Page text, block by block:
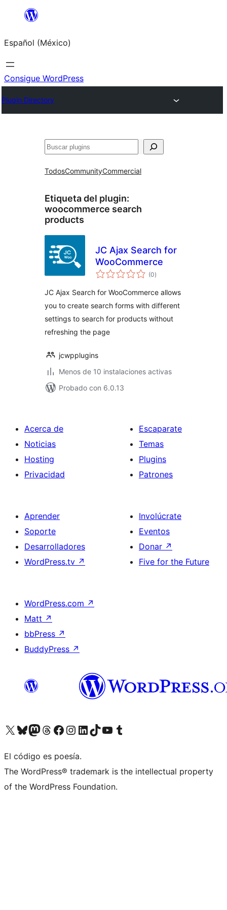
Saltar
contenido
Español (México)
Consigue WordPress
Plugin Directory
Buscar
TodosCommunityCommercial
Etiqueta del plugin:
woocommerce search
products
JC Ajax Search for
WooCommerce
(0total
de
)
JC Ajax Search for WooCommerce allows
you to create search forms with different
settings to search for products without
refreshing the page
jcwpplugins
Menos de 10 instalaciones activas
Probado con 6.0.13
Acerca de
Noticias
Hosting
Privacidad
Escaparate
Temas
Plugins
Patrones
Aprender
Soporte
Desarrolladores
WordPress.tv ↗
Involúcrate
Eventos
Donar ↗
Five for the Future
WordPress.com ↗
Matt ↗
bbPress ↗
BuddyPress ↗
Visita nuestra cuenta de X (anteriormente Twitter)
Visita nuestra cuenta de Bluesky
Visita nuestra cuenta de Mastodon
Visita nuestra cuenta de Threads
Visita nuestra página de Facebook
Visita nuestra cuenta de Instagram
Visita nuestra cuenta de LinkedIn
Visita nuestra cuenta de TikTok
Visita nuestro canal de YouTube
Visita nuestra cuenta de Tumblr
El código es poesía.
The WordPress® trademark is the intellectual property
of the WordPress Foundation.